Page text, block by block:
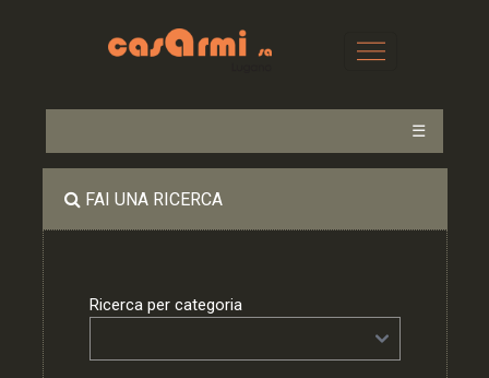
☰
FAI UNA RICERCA
Ricerca per categoria